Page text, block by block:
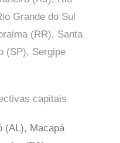
Grande do Sul
(RR), Santa
(SP), Sergipe
capitais
(AL), Macapá